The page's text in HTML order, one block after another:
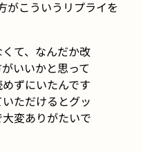
がこういうリプライを
くて、なんだか改
いいかと思って
ずにいたんです
ただけるとグッ
変ありがたいで